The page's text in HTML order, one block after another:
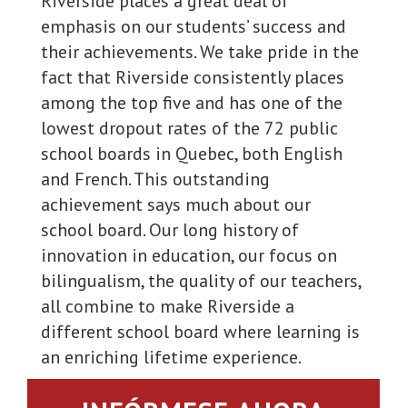
emphasis on our students’ success and
their achievements. We take pride in the
fact that Riverside consistently places
among the top five and has one of the
lowest dropout rates of the 72 public
school boards in Quebec, both English
and French. This outstanding
achievement says much about our
school board. Our long history of
innovation in education, our focus on
bilingualism, the quality of our teachers,
all combine to make Riverside a
different school board where learning is
an enriching lifetime experience.